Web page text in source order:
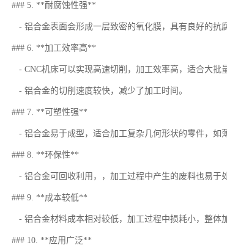
### 5. **耐腐蚀性强**
- 铝合金表面会形成一层致密的氧化膜，具有良好的抗
### 6. **加工效率高**
- CNC机床可以实现高速切削，加工效率高，适合大批
- 铝合金的切削速度较快，减少了加工时间。
### 7. **可塑性强**
- 铝合金易于成型，适合加工复杂几何形状的零件，如
### 8. **环保性**
- 铝合金可回收利用，，加工过程中产生的废料也易于
### 9. **成本较低**
- 铝合金材料成本相对较低，加工过程中损耗小，整体
### 10. **应用广泛**